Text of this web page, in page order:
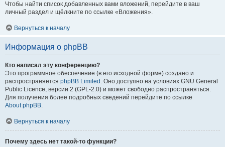
Чтобы найти список добавленных вами вложений, перейдите в ваш
личный раздел и щёлкните по ссылке «Вложения».
Вернуться к началу
Информация о phpBB
Кто написал эту конференцию?
Это программное обеспечение (в его исходной форме) создано и
распространяется phpBB Limited . Оно доступно на условиях GNU General
Public Licence, версии 2 (GPL-2.0) и может свободно распространяться.
Для получения более подробных сведений перейдите по ссылке
About phpBB.
Вернуться к началу
Почему здесь нет такой-то функции?